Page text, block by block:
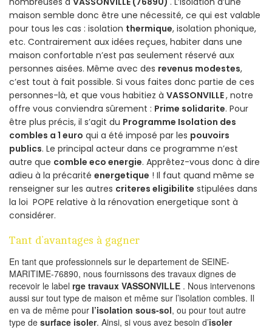
maison semble donc être une nécessité, ce qui est valable
pour tous les cas : isolation thermique, isolation phonique,
etc. Contrairement aux idées reçues, habiter dans une
maison confortable n’est pas seulement réservé aux
personnes aisées. Même avec des revenus modestes,
c’est tout à fait possible. Si vous faites donc partie de ces
personnes-là, et que vous habitiez à VASSONVILLE, notre
offre vous conviendra sûrement : Prime solidarite. Pour
être plus précis, il s’agit du Programme Isolation des
combles a 1 euro qui a été imposé par les pouvoirs
publics. Le principal acteur dans ce programme n’est
autre que comble eco energie. Apprêtez-vous donc à dire
adieu à la précarité energetique ! Il faut quand même se
renseigner sur les autres criteres eligibilite stipulées dans
la loi POPE relative à la rénovation energetique sont à
considérer.
Tant d’avantages à gagner
En tant que professionnels sur le departement de SEINE-
MARITIME-76890, nous fournissons des travaux dignes de
recevoir le label rge travaux VASSONVILLE . Nous intervenons
aussi sur tout type de maison et même sur l’isolation combles. Il
en va de même pour l’isolation sous-sol, ou pour tout autre
type de surface isoler. Ainsi, si vous avez besoin d’isoler